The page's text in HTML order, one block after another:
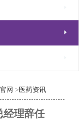

网 > 医药资讯
经理辞任